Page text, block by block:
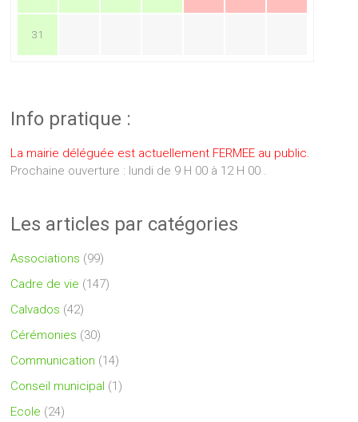
31
Info pratique :
La mairie déléguée est actuellement FERMEE au public.
Prochaine ouverture : lundi de 9 H 00 à 12 H 00 .
Les articles par catégories
Associations (99)
Cadre de vie (147)
Calvados (42)
Cérémonies (30)
Communication (14)
Conseil municipal (1)
Ecole (24)